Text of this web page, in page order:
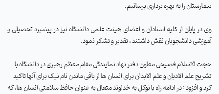
بیمارستان را به بهره برداری برسانیم.
وی در پایان از کلیه استادان و اعضای هیئت علمی دانشگاه نیز در پیشبرد تحصیلی و
آموزشی دانشجویان نقش داشتند ، تقدیر و تشکر نمود.
حجت الاسلام فصیحی معاون دفتر نهاد نمایندگی مقام معظم رهبری در دانشگاه با
تشریح علم الادیان و علم الابدان برای انسان ها از باقی ماندن نام نیک برای آنها تاکید
کرد و افزود:در ادامه راه با توکل به خداوند متعال به عنوان حافظ سلامتی انسان ها، که